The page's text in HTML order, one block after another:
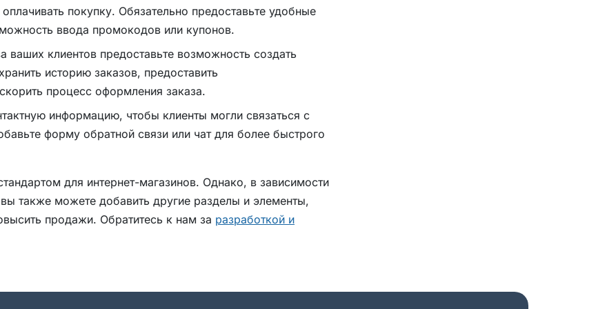
покупку. Обязательно предоставьте удобные
ввода промокодов или купонов.
ваших клиентов предоставьте возможность создать
историю заказов, предоставить
процесс оформления заказа.
информацию, чтобы клиенты могли связаться с
форму обратной связи или чат для более быстрого
для интернет-магазинов. Однако, в зависимости
также можете добавить другие разделы и элементы,
продажи. Обратитесь к нам за разработкой и